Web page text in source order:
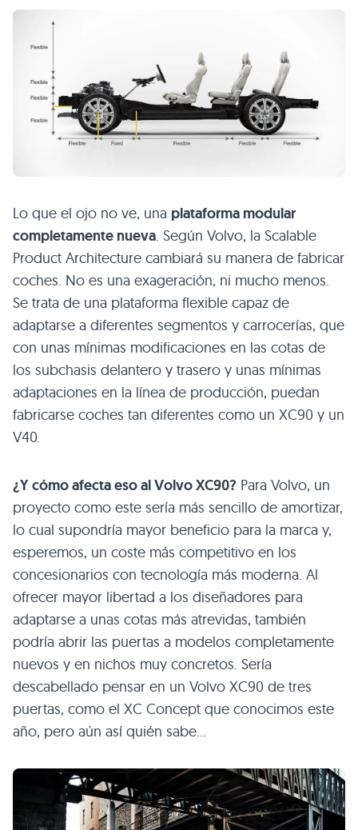
Lo que el ojo no ve, una plataforma modular
completamente nueva. Según Volvo, la Scalable
Product Architecture cambiará su manera de fabricar
coches. No es una exageración, ni mucho menos.
Se trata de una plataforma flexible capaz de
adaptarse a diferentes segmentos y carrocerías, que
con unas mínimas modificaciones en las cotas de
los subchasis delantero y trasero y unas mínimas
adaptaciones en la línea de producción, puedan
fabricarse coches tan diferentes como un XC90 y un
V40.
¿Y cómo afecta eso al VolvoXC90? Para Volvo, un
proyecto como este sería más sencillo de amortizar,
lo cual supondría mayor beneficio para la marca y,
esperemos, un coste más competitivo en los
concesionarios con tecnología más moderna. Al
ofrecer mayor libertad a los diseñadores para
adaptarse a unas cotas más atrevidas, también
podría abrir las puertas a modelos completamente
nuevos y en nichos muy concretos. Sería
descabellado pensar en un Volvo XC90 de tres
puertas, como el XC Concept que conocimos este
año, pero aún así quién sabe…